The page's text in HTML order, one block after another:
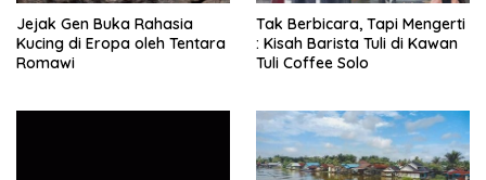
Jejak Gen Buka Rahasia
Kucing di Eropa oleh Tentara
Romawi
Tak Berbicara, Tapi Mengerti
: Kisah Barista Tuli di Kawan
Tuli Coffee Solo